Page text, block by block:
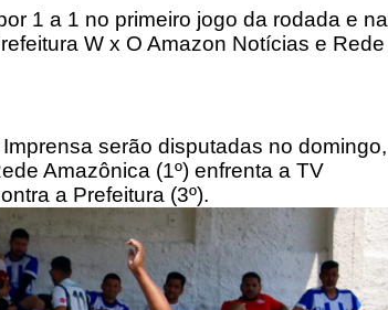
1 a 1 no primeiro jogo da rodada e na
W x O Amazon Notícias e Rede
serão disputadas no domingo,
Amazônica (1º) enfrenta a TV
a Prefeitura (3º).